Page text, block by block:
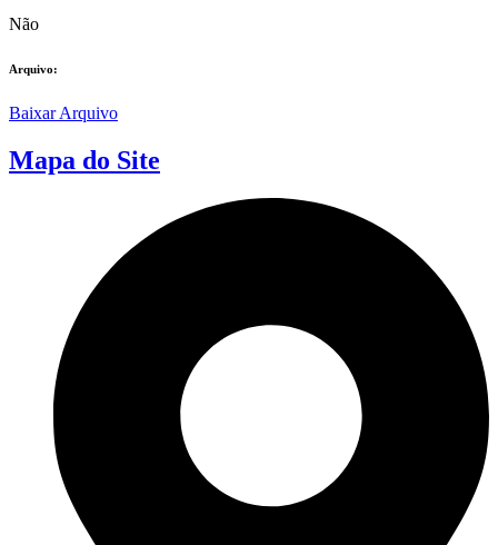
Não
Arquivo:
Baixar Arquivo
Mapa do Site